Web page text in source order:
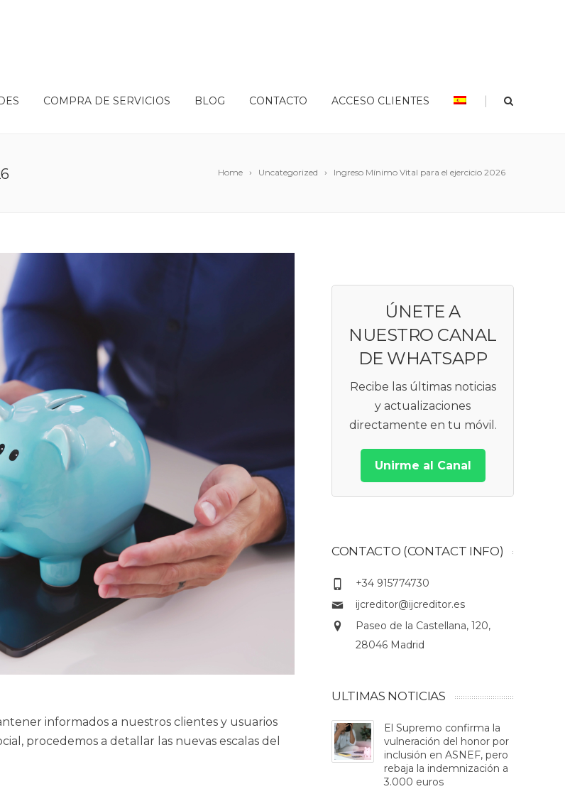
COMPRA DE SERVICIOS BLOG CONTACTO ACCESO CLIENTES |
Home Uncategorized Ingreso Mínimo Vital para el ejercicio 2026
informados a nuestros clientes y usuarios
procedemos a detallar las nuevas escalas del
ÚNETE A
NUESTRO CANAL
DE WHATSAPP
Recibe las últimas noticias
y actualizaciones
directamente en tu móvil.
Unirme al Canal
CONTACTO (CONTACT INFO)
+34 915774730
ijcreditor@ijcreditor.es
Paseo de la Castellana, 120,
28046 Madrid
ULTIMAS NOTICIAS
El Supremo confirma la
vulneración del honor por
inclusión en ASNEF, pero
rebaja la indemnización a
3.000 euros